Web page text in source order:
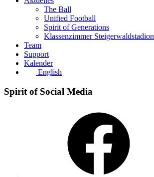
The Ball
Unified Football
Spirit of Generations
Klassenzimmer Steigerwaldstadion
Team
Support
Kalender
English
Spirit of Social Media